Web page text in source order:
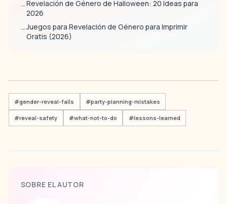
→Revelación de Género de Halloween: 20 Ideas para
2026
→Juegos para Revelación de Género para Imprimir
Gratis (2026)
#gender-reveal-fails #party-planning-mistakes
#reveal-safety #what-not-to-do #lessons-learned
SOBRE EL AUTOR